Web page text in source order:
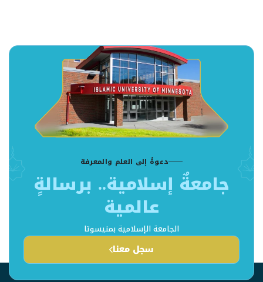
دعوةٌ إلى العلم والمعرفة
جامعةٌ إسلامية.. برسالةٍ
عالمية
الجامعة الإسلامية بمنيسوتا
سجل معنا